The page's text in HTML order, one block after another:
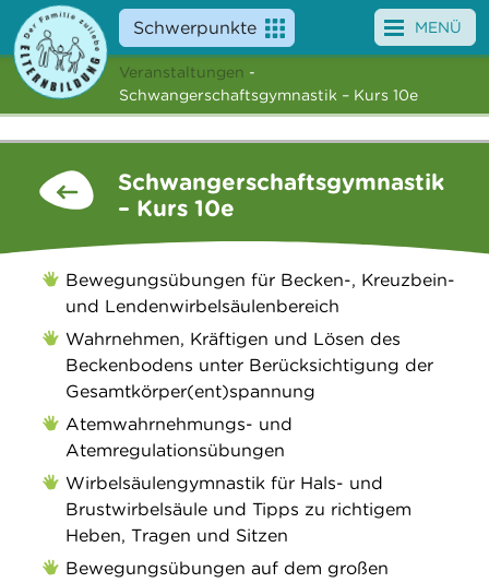
Schwerpunkte
Angebote
News
Über uns
Suche
MENÜ
Veranstaltungen -
Schwangerschaftsgymnastik – Kurs 10e
Schwangerschaftsgymnastik
– Kurs 10e
Bewegungsübungen für Becken-, Kreuzbein-
und Lendenwirbelsäulenbereich
Wahrnehmen, Kräftigen und Lösen des
Beckenbodens unter Berücksichtigung der
Gesamtkörper(ent)spannung
Atemwahrnehmungs- und
Atemregulationsübungen
Wirbelsäulengymnastik für Hals- und
Brustwirbelsäule und Tipps zu richtigem
Heben, Tragen und Sitzen
Bewegungsübungen auf dem großen